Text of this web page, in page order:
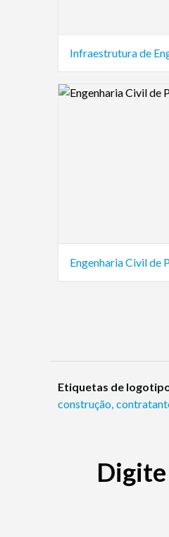
Logo Preview Image
Engenharia Civil de
Etiquetas de
construção,